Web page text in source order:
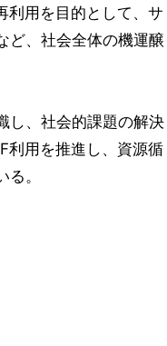
利用を目的として、サ
ど、社会全体の機運醸
し、社会的課題の解決
利用を推進し、資源循
。